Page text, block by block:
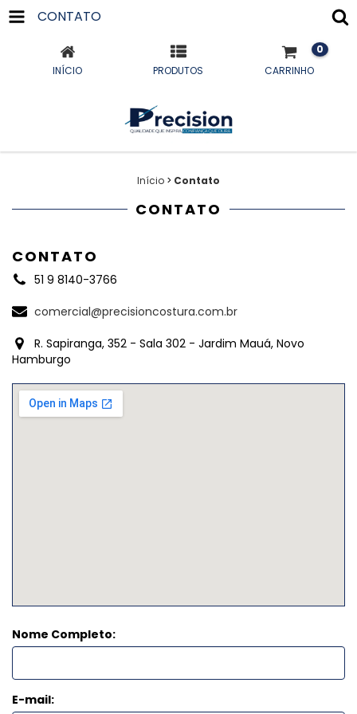
CONTATO
INÍCIO PRODUTOS CARRINHO
0
Início > Contato
CONTATO
CONTATO
51 9 8140-3766
comercial@precisioncostura.com.br
R. Sapiranga, 352 - Sala 302 - Jardim Mauá, Novo
Hamburgo
Nome Completo:
E-mail: